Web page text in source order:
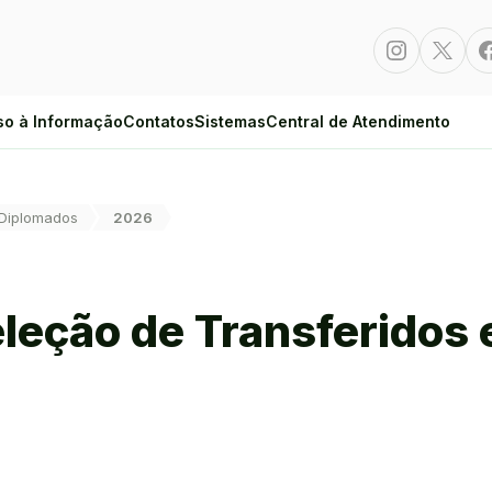
Instagram
à InformaçãoContatosSistemasCentral de Atendimento
2026
de Transferidos